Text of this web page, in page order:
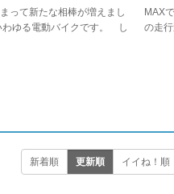
って新たな相棒が増えまし
わゆる電動バイクです。 し
MAX
の走
新着順 更新順 イイね！順